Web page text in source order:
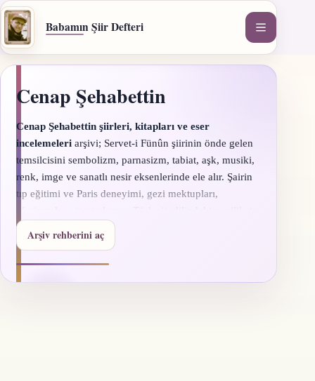
İçeriğe
geç
Babamın Şiir Defteri
Cenap Şehabettin
Cenap Şehabettin şiirleri, kitapları ve eser
incelemeleri arşivi; Servet-i Fünûn şiirinin önde gelen
temsilcisini sembolizm, parnasizm, tabiat, aşk, musiki,
renk, imge ve sanatlı nesir eksenlerinde ele alır. Şairin
tıp eğitimi ve Paris deneyimi, gezi mektupları,
konumu kaynaklı rehberlerle incelenir.Okumaya
ı Şitâ şiiri
Elhân-ı Şitâ incelemesi
hayatı ve eserlerisayfasıyla başlayabilirsiniz.
Arşiv rehberini aç